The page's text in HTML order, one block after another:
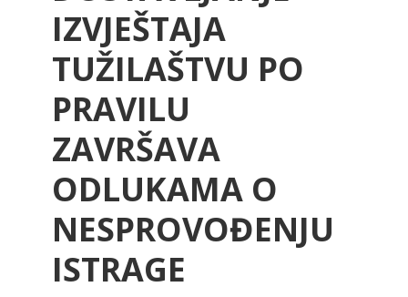
IZVJEŠTAJA
TUŽILAŠTVU PO
PRAVILU
ZAVRŠAVA
ODLUKAMA O
NESPROVOĐENJU
ISTRAGE